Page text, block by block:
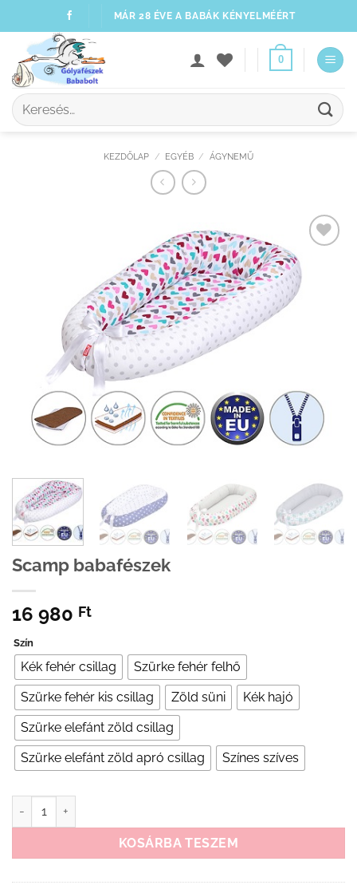
to
content
MÁR 28 ÉVE A BABÁK KÉNYELMÉÉRT
0
Keresés
a
KEZDŐLAP / EGYÉB / ÁGYNEMŰ
Kedvenceimhez
adom
Scamp babafészek
16 980 Ft
Szín
Kék fehér csillag
Szürke fehér felhő
Szürke fehér kis csillag
Zöld süni
Kék hajó
Szürke elefánt zöld csillag
Szürke elefánt zöld apró csillag
Színes szíves
KOSÁRBA TESZEM